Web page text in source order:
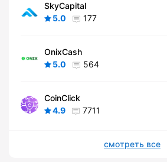
SkyCapital
5.0
177
OnixCash
5.0
564
CoinClick
4.9
7711
смотреть все